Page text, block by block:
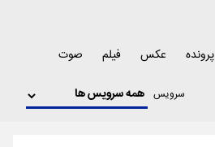
پرونده عکس فیلم صوت
سرویس